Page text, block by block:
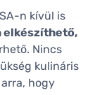
n kívül is
elkészíthető,
Nincs
kulináris
hogy